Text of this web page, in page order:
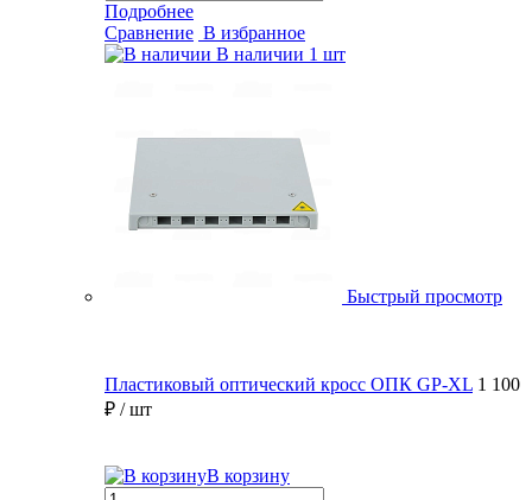
Подробнее
Сравнение В избранное
В наличии 1 шт
Быстрый просмотр
Пластиковый оптический кросс ОПК GP-XL 1 100
₽ / шт
В корзину